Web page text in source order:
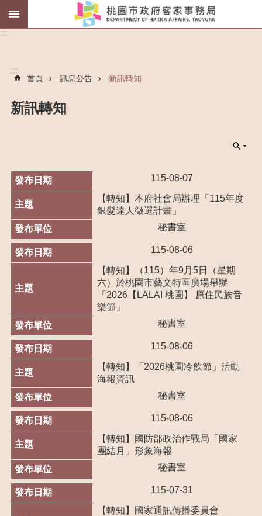
客
認
證
尋
認
識
我
訊
公
告
玩
樂
客
家
便
民
服
務
業
務
資
訊
:::
:::
首頁 訊息公告 新訊轉知
新訊轉知
115-08-07
【轉知】本府社會局辦理「115年度
銀髮達人徵選計畫」
秘書室
115-08-06
【轉知】（115）年9月5日（星期
六）於桃園市藝文特區廣場舉辦
「2026【LALAI 桃園】 原住民族音
樂節」
秘書室
115-08-06
【轉知】「2026桃園冷飲節」活動
海報資訊
秘書室
115-08-06
【轉知】國防部政治作戰局「國家
團結月」形象海報
秘書室
115-07-31
【轉知】國家通訊傳播委員會